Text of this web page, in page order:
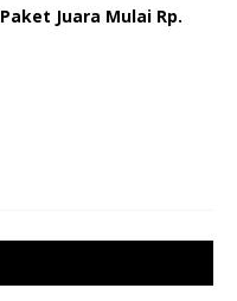
Juara Mulai Rp.